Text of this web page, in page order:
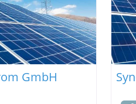
GmbH